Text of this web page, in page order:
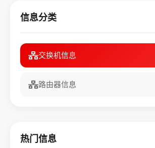
信息分类
交换机信息
路由器信息
热门信息